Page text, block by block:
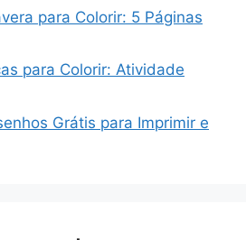
para Colorir: 5 Páginas
para Colorir: Atividade
Grátis para Imprimir e